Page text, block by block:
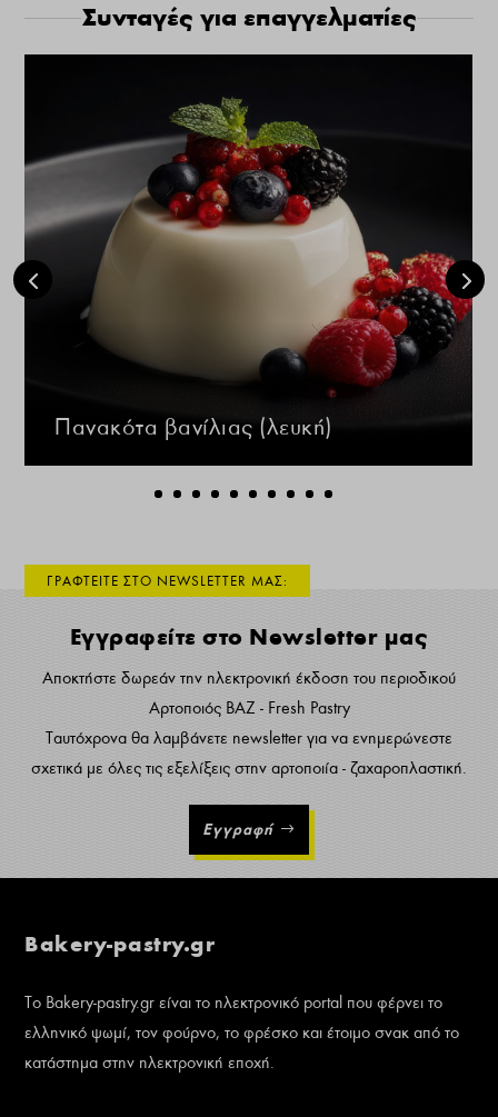
Συνταγές για επαγγελματίες
Πανακότα βανίλιας (λευκή)
ΓΡΑΦΤΕΙΤΕ ΣΤΟ NEWSLETTER ΜΑΣ:
Εγγραφείτε στο Newsletter μας
Αποκτήστε δωρεάν την ηλεκτρονική έκδοση του περιοδικού
Αρτοποιός ΒΑΖ - Fresh Pastry
Ταυτόχρονα θα λαμβάνετε newsletter για να ενημερώνεστε
σχετικά με όλες τις εξελίξεις στην αρτοποιία - ζαχαροπλαστική.
Εγγραφή
Bakery-pastry.gr
Το Bakery-pastry.gr είναι το ηλεκτρονικό portal που φέρνει το
ελληνικό ψωμί, τον φούρνο, το φρέσκο και έτοιμο σνακ από το
κατάστημα στην ηλεκτρονική εποχή.